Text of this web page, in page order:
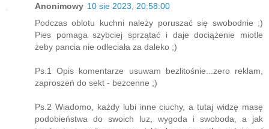
Anonimowy 10 sie 2023, 20:58:00
Podczas oblotu kuchni należy poruszać się swobodnie ;)
Pies pomaga szybciej sprzątać i daje dociążenie miotle
żeby pancia nie odleciała za daleko ;)
Ps.1 Opis komentarze usuwam bezlitośnie...zero reklam,
zaproszeń do sekt - bezcenne ;)
Ps.2 Wiadomo, każdy lubi inne ciuchy, a tutaj widzę masę
podobieństwa do swoich luz, wygoda i swoboda, a jak